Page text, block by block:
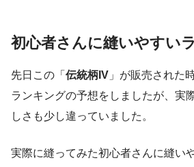
初心者さんに縫いやすい
先日この「 伝統柄IV 」が販売された
ランキングの予想をしましたが、実
しさも少し違っていました。
実際に縫ってみた初心者さんに縫い